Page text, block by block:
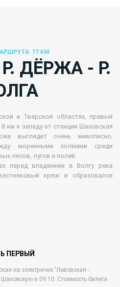
77 КМ
ДЁРЖА - Р.
и Тверской областях, правый
км к западу от станции Шаховская
выглядит очень живописно,
моренными холмами среди
лесов, лугов и полей.
перед впадением в Волгу река
кряж и образовался
ПЕРВЫЙ
на электричке "Львовская -
в 09:10. Стоимость билета